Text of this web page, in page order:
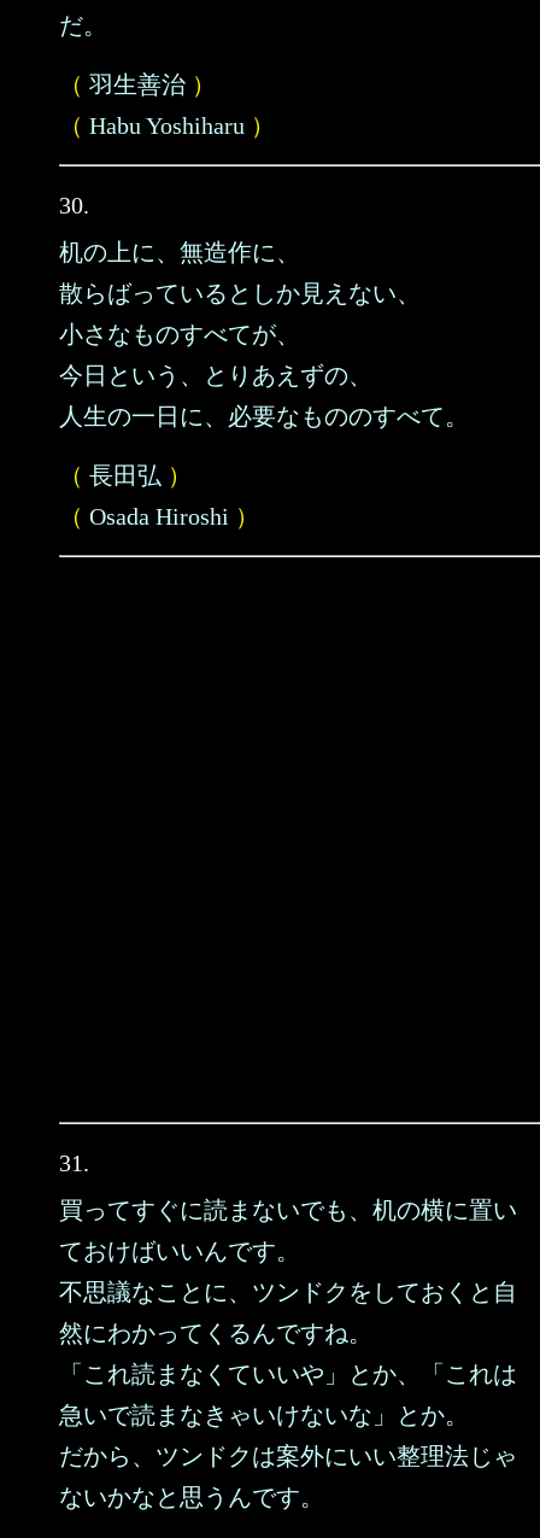
だ。
（ 羽生善治 ）
（ Habu Yoshiharu ）
30.
机の上に、無造作に、
散らばっているとしか見えない、
小さなものすべてが、
今日という、とりあえずの、
人生の一日に、必要なもののすべて。
（ 長田弘 ）
（ Osada Hiroshi ）
31.
買ってすぐに読まないでも、机の横に置い
ておけばいいんです。
不思議なことに、ツンドクをしておくと自
然にわかってくるんですね。
「これ読まなくていいや」とか、「これは
急いで読まなきゃいけないな」とか。
だから、ツンドクは案外にいい整理法じゃ
ないかなと思うんです。